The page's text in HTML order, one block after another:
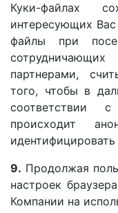
Куки-файлах
интересующих
файлы при
партнерами,
того, чтобы в
соответствии
происходит
идентифицировать
9. Продолжая
настроек
Компании на